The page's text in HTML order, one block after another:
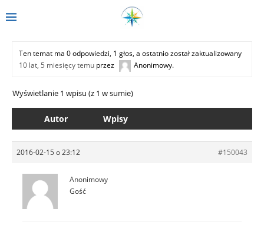
Ten temat ma 0 odpowiedzi, 1 głos, a ostatnio został zaktualizowany
10 lat, 5 miesięcy temu przez Anonimowy.
Wyświetlanie 1 wpisu (z 1 w sumie)
Autor Wpisy
2016-02-15 o 23:12 #150043
Anonimowy
Gość